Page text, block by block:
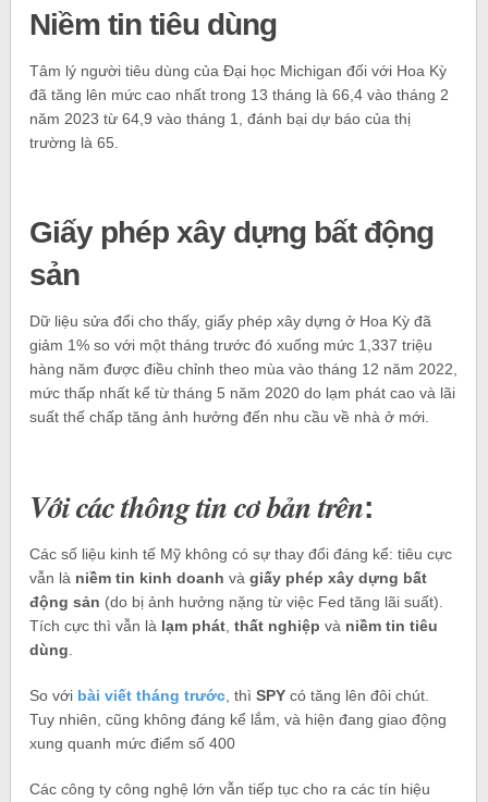
Niềm tin tiêu dùng
Tâm lý người tiêu dùng của Đại học Michigan đối với Hoa Kỳ
đã tăng lên mức cao nhất trong 13 tháng là 66,4 vào tháng 2
năm 2023 từ 64,9 vào tháng 1, đánh bại dự báo của thị
trường là 65.
Giấy phép xây dựng bất động
sản
Dữ liệu sửa đổi cho thấy, giấy phép xây dựng ở Hoa Kỳ đã
giảm 1% so với một tháng trước đó xuống mức 1,337 triệu
hàng năm được điều chỉnh theo mùa vào tháng 12 năm 2022,
mức thấp nhất kể từ tháng 5 năm 2020 do lạm phát cao và lãi
suất thế chấp tăng ảnh hưởng đến nhu cầu về nhà ở mới.
Với các thông tin cơ bản trên:
Các số liệu kinh tế Mỹ không có sự thay đổi đáng kể: tiêu cực
vẫn là niềm tin kinh doanh vàgiấy phép xây dựng bất
động sản (do bị ảnh hưởng nặng từ việc Fed tăng lãi suất).
Tích cực thì vẫn là lạm phát ,thất nghiệp và niềm tin tiêu
dùng
So với bài viết tháng trước , thìSPYcó tăng lên đôi chút.
Tuy nhiên, cũng không đáng kể lắm, và hiện đang giao động
xung quanh mức điểm số 400
Các công ty công nghệ lớn vẫn tiếp tục cho ra các tín hiệu